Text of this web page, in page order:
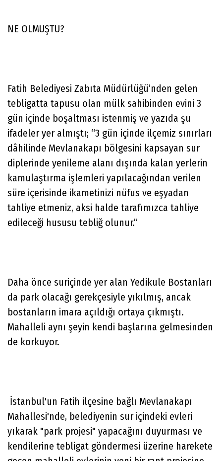
NE OLMUŞTU?
Fatih Belediyesi Zabıta Müdürlüğü’nden gelen
tebligatta tapusu olan mülk sahibinden evini 3
gün içinde boşaltması istenmiş ve yazıda şu
ifadeler yer almıştı; “3 gün içinde ilçemiz sınırları
dâhilinde Mevlanakapı bölgesini kapsayan sur
diplerinde yenileme alanı dışında kalan yerlerin
kamulaştırma işlemleri yapılacağından verilen
süre içerisinde ikametinizi nüfus ve eşyadan
tahliye etmeniz, aksi halde tarafımızca tahliye
edileceği hususu tebliğ olunur.”
Daha önce suriçinde yer alan Yedikule Bostanları
da park olacağı gerekçesiyle yıkılmış, ancak
bostanların imara açıldığı ortaya çıkmıştı.
Mahalleli aynı şeyin kendi başlarına gelmesinden
de korkuyor.
İstanbul'un Fatih ilçesine bağlı Mevlanakapı
Mahallesi'nde, belediyenin sur içindeki evleri
yıkarak "park projesi" yapacağını duyurması ve
kendilerine tebligat göndermesi üzerine harekete